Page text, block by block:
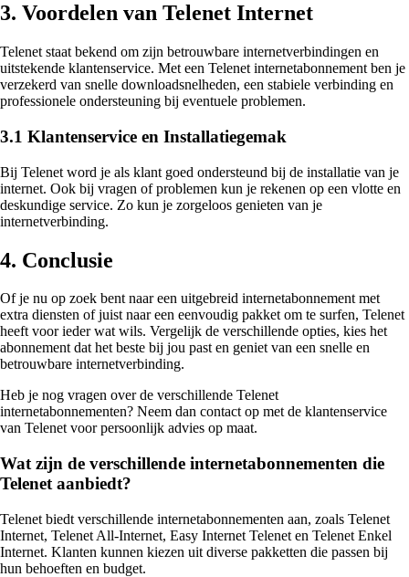
3. Voordelen van Telenet Internet
Telenet staat bekend om zijn betrouwbare internetverbindingen en
uitstekende klantenservice. Met een Telenet internetabonnement ben je
verzekerd van snelle downloadsnelheden, een stabiele verbinding en
professionele ondersteuning bij eventuele problemen.
3.1 Klantenservice en Installatiegemak
Bij Telenet word je als klant goed ondersteund bij de installatie van je
internet. Ook bij vragen of problemen kun je rekenen op een vlotte en
deskundige service. Zo kun je zorgeloos genieten van je
internetverbinding.
4. Conclusie
Of je nu op zoek bent naar een uitgebreid internetabonnement met
extra diensten of juist naar een eenvoudig pakket om te surfen, Telenet
heeft voor ieder wat wils. Vergelijk de verschillende opties, kies het
abonnement dat het beste bij jou past en geniet van een snelle en
betrouwbare internetverbinding.
Heb je nog vragen over de verschillende Telenet
internetabonnementen? Neem dan contact op met de klantenservice
van Telenet voor persoonlijk advies op maat.
Wat zijn de verschillende internetabonnementen die
Telenet aanbiedt?
Telenet biedt verschillende internetabonnementen aan, zoals Telenet
Internet, Telenet All-Internet, Easy Internet Telenet en Telenet Enkel
Internet. Klanten kunnen kiezen uit diverse pakketten die passen bij
hun behoeften en budget.